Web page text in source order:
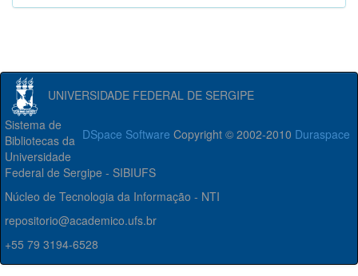
UNIVERSIDADE FEDERAL DE SERGIPE
DSpace Software Copyright © 2002-2010 Duraspace
Sistema de
Bibliotecas da
Universidade
Federal de Sergipe - SIBIUFS
Núcleo de Tecnologia da Informação - NTI
repositorio@academico.ufs.br
+55 79 3194-6528